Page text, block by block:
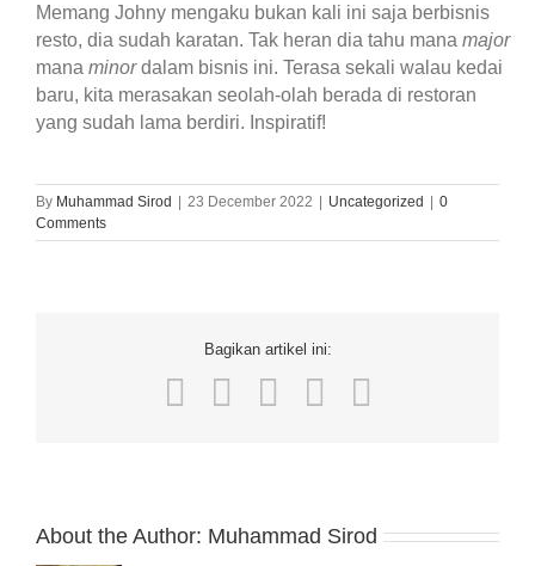
Memang Johny mengaku bukan kali ini saja berbisnis
resto, dia sudah karatan. Tak heran dia tahu mana major
mana minordalam bisnis ini. Terasa sekali walau kedai
baru, kita merasakan seolah-olah berada di restoran
yang sudah lama berdiri. Inspiratif!
By Muhammad Sirod 23 December 2022 Uncategorized
0
Comments
Bagikan artikel ini:
Facebook
TwitterLinkedInWhatsApp
About the Author: Muhammad Sirod